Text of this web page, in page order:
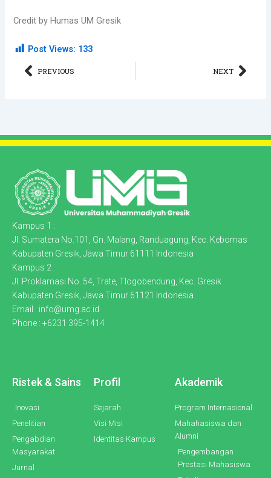
Credit by Humas UM Gresik
Post Views: 133
Prev
PREVIOUS NEXT
Kampus 1 :
Jl. Sumatera No.101, Gn. Malang, Randuagung, Kec. Kebomas
Kabupaten Gresik, Jawa Timur 61111 Indonesia
Kampus 2 :
Jl. Proklamasi No. 54, Trate, Tlogobendung, Kec. Gresik
Kabupaten Gresik, Jawa Timur 61121 Indonesia
Email : info@umg.ac.id
Phone : +6231 395-1414
Ristek & Sains
Inovasi
Penelitian
Pengabdian
Masyarakat
Jurnal
Profil
Sejarah
Visi Misi
Identitas Kampus
Akademik
Program Internasional
Mahahasiswa dan
Alumni
Pengembangan
Prestasi Mahasiswa